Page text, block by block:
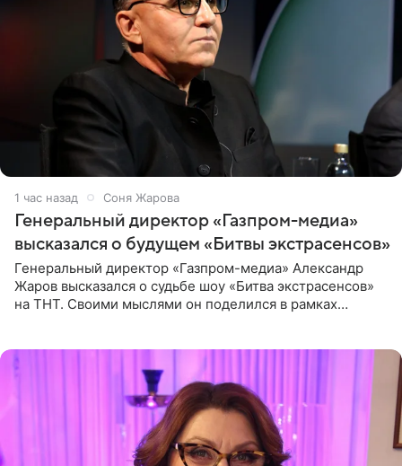
1 час назад Соня Жарова
Генеральный директор «Газпром-медиа»
высказался о будущем «Битвы экстрасенсов»
Генеральный директор «Газпром-медиа» Александр
Жаров высказался о судьбе шоу «Битва экстрасенсов»
на ТНТ. Своими мыслями он поделился в рамках